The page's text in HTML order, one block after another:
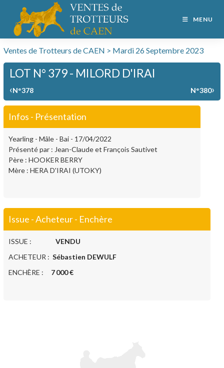
MENU
Ventes de Trotteurs de CAEN > Mardi 26 Septembre 2023
LOT N° 379 - MILORD D'IRAI
‹N°378 N°380›
Infos - Présentation
Yearling - Mâle - Bai - 17/04/2022
Présenté par : Jean-Claude et François Sautivet
Père : HOOKER BERRY
Mère : HERA D'IRAI (UTOKY)
Issue - Acheteur - Enchère
ISSUE : VENDU
ACHETEUR : Sébastien DEWULF
ENCHÈRE : 7 000 €